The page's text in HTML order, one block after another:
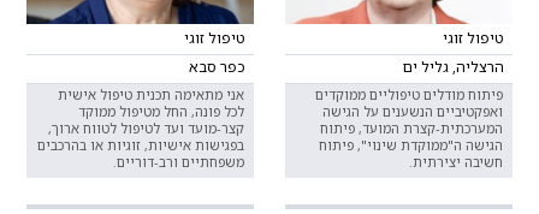
טיפול זוגי
הרצליה, גליל ים
פיתוח מודלים טיפוליים ממוקדים
ואפקטיביים הנשענים על הגישה
המערכתית-קצרת המועד, פיתוח
הגישה ה"ממוקדת שינוי", פיתוח
חשיבה יצירתית.
טיפול זוגי
כפר סבא
אני מתאימה תכנית טיפול אישית
לכל פונה, החל מטיפול ממוקד
קצר-מועד ועד לטיפול לטווח ארוך,
בפגישות אישיות, זוגיות או בהרכבים
משפחתיים ורב-דוריים.